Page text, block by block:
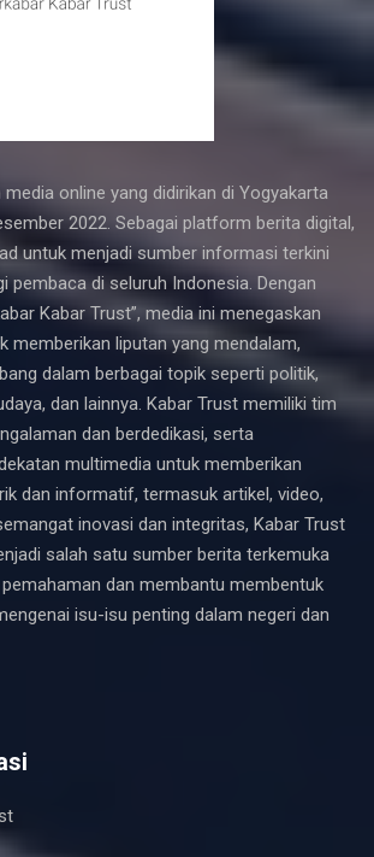
online yang didirikan di Yogyakarta
2022. Sebagai platform berita digital,
untuk menjadi sumber informasi terkini
pembaca di seluruh Indonesia. Dengan
Kabar Trust”, media ini menegaskan
memberikan liputan yang mendalam,
dalam berbagai topik seperti politik,
dan lainnya. Kabar Trust memiliki tim
dan berdedikasi, serta
multimedia untuk memberikan
dan informatif, termasuk artikel, video,
inovasi dan integritas, Kabar Trust
salah satu sumber berita terkemuka
dan membantu membentuk
isu-isu penting dalam negeri dan